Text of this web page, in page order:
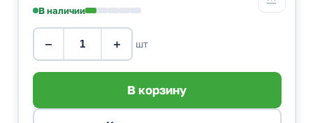
В наличии
− + шт